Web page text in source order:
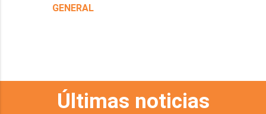
GENERAL
Últimas noticias